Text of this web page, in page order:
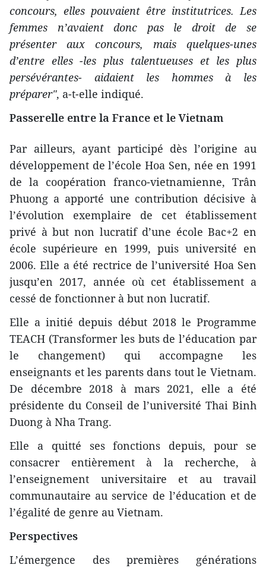
concours, elles pouvaient être institutrices. Les
femmes n’avaient donc pas le droit de se
présenter aux concours, mais quelques-unes
d’entre elles -les plus talentueuses et les plus
persévérantes- aidaient les hommes à les
préparer", a-t-elle indiqué.
Passerelle entre la France et le Vietnam
Par ailleurs, ayant participé dès l’origine au
développement de l’école Hoa Sen, née en 1991
de la coopération franco-vietnamienne, Trân
Phuong a apporté une contribution décisive à
l’évolution exemplaire de cet établissement
privé à but non lucratif d’une école Bac+2 en
école supérieure en 1999, puis université en
2006. Elle a été rectrice de l’université Hoa Sen
jusqu’en 2017, année où cet établissement a
cessé de fonctionner à but non lucratif.
Elle a initié depuis début 2018 le Programme
TEACH (Transformer les buts de l’éducation par
le changement) qui accompagne les
enseignants et les parents dans tout le Vietnam.
De décembre 2018 à mars 2021, elle a été
présidente du Conseil de l’université Thai Binh
Duong à Nha Trang.
Elle a quitté ses fonctions depuis, pour se
consacrer entièrement à la recherche, à
l’enseignement universitaire et au travail
communautaire au service de l’éducation et de
l’égalité de genre au Vietnam.
Perspectives
L’émergence des premières générations